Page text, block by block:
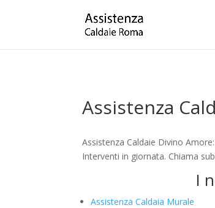
Assistenza
Assistenza Caldaie Divino
Interventi in giornata. Chiama
I
Assistenza Caldaia Murale